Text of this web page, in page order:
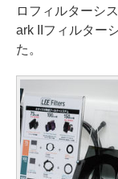
ロフィルターシ
ark IIフィルター
た。